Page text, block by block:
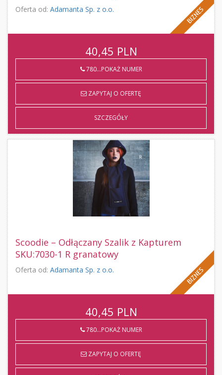
Oferta od: Adamanta Sp. z o.o.
40,45 PLN
780...POKAŻ NUMER
ZAPYTAJ O OFERTĘ
SZCZEGÓŁY
Scoodie – Odłączany Szalik z Kapturem
SKU:7030-1 R granatowy
Oferta od: Adamanta Sp. z o.o.
40,45 PLN
780...POKAŻ NUMER
ZAPYTAJ O OFERTĘ